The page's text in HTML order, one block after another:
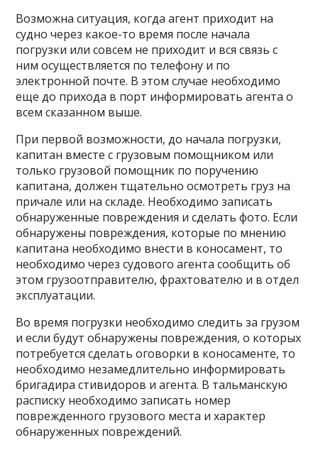
Возможна ситуация, когда агент приходит на
судно через какое-то время после начала
погрузки или совсем не приходит и вся связь с
ним осуществляется по телефону и по
электронной почте. В этом случае необходимо
еще до прихода в порт информировать агента о
всем сказанном выше.
При первой возможности, до начала погрузки,
капитан вместе с грузовым помощником или
только грузовой помощник по поручению
капитана, должен тщательно осмотреть груз на
причале или на складе. Необходимо записать
обнаруженные повреждения и сделать фото. Если
обнаружены повреждения, которые по мнению
капитана необходимо внести в коносамент, то
необходимо через судового агента сообщить об
этом грузоотправителю, фрахтователю и в отдел
эксплуатации.
Во время погрузки необходимо следить за грузом
и если будут обнаружены повреждения, о которых
потребуется сделать оговорки в коносаменте, то
необходимо незамедлительно информировать
бригадира стивидоров и агента. В тальманскую
расписку необходимо записать номер
поврежденного грузового места и характер
обнаруженных повреждений.